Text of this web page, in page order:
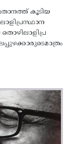
കൂടിയ